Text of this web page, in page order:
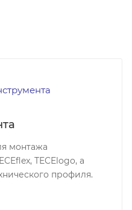
монтажа
TECElogo, а
профиля.